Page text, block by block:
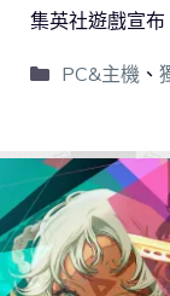
集英社遊戲宣
PC&主機、